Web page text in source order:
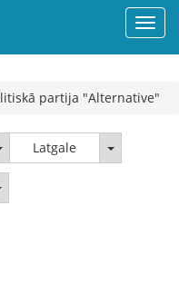
partija "Alternative"
VidzemeLatgale Latgale
Zemgale